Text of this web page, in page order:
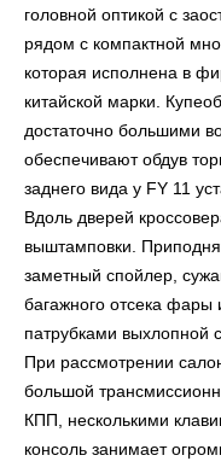
головной оптикой с
рядом с компактной
которая исполнена в
китайской марки.
достаточно большими
обеспечивают обдув
заднего вида у FY 11
Вдоль дверей
выштамповки.
заметный спойлер,
багажного отсека
патрубками выхлопной
При рассмотрении
большой
КПП, несколькими
консоль занимает